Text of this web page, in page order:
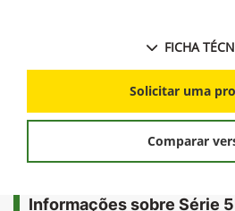
FICHA
Solicitar uma
Comparar
Informações sobre Série